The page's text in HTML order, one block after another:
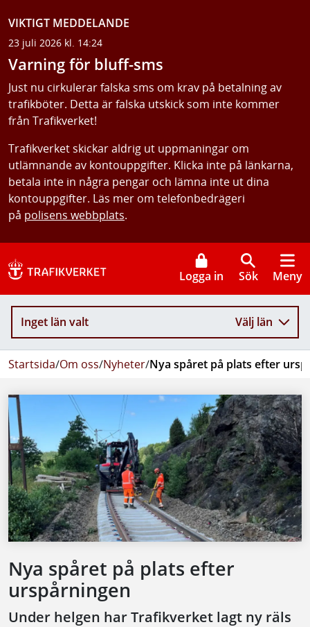
VIKTIGT MEDDELANDE
23 juli 2026 kl. 14:24
Varning för bluff-sms
Just nu cirkulerar falska sms om krav på betalning av
trafikböter. Detta är falska utskick som inte kommer
från Trafikverket!
Trafikverket skickar aldrig ut uppmaningar om
utlämnande av kontouppgifter. Klicka inte på länkarna,
betala inte in några pengar och lämna inte ut dina
kontouppgifter. Läs mer om telefonbedrägeri
på polisens webbplats.
Logga in Sök Meny
Inget län valt Välj län
Startsida/Om oss/Nyheter/Nya spåret på plats efter
Nya spåret på plats efter
urspårningen
Under helgen har Trafikverket lagt ny räls